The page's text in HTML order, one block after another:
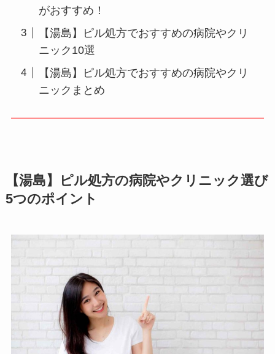
がおすすめ！
【湯島】ピル処方でおすすめの病院やクリ
ニック10選
【湯島】ピル処方でおすすめの病院やクリ
ニックまとめ
【湯島】ピル処方の病院やクリニック選び
5つのポイント